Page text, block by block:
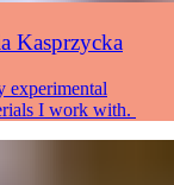
Kasprzycka
experimental
I work with.